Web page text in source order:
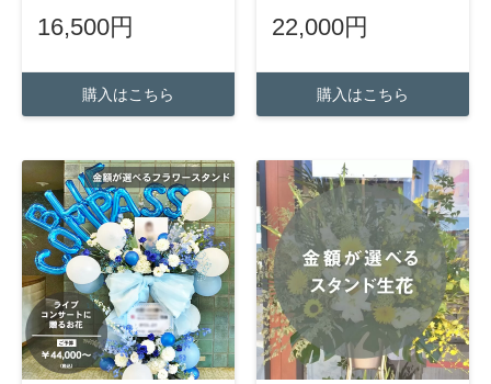
16,500円
購入はこちら
22,000円
購入はこちら